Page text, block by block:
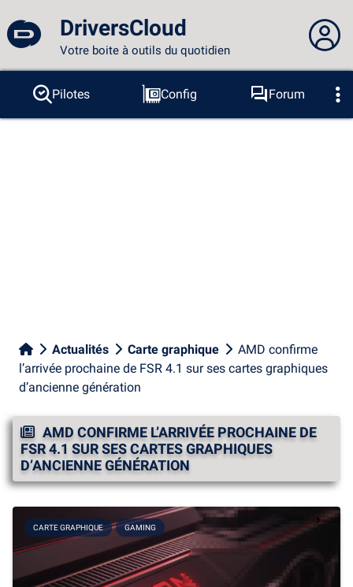
DriversCloud
Votre boite à outils du quotidien
Vous n'êtes pas connecté...
Connexion au site
Pilotes Config
Forum
Sondes
BSOD Outils
Actualités Carte graphique
AMD confirme
l’arrivée prochaine de FSR 4.1 sur ses cartes graphiques
d’ancienne génération
AMD CONFIRME L’ARRIVÉE PROCHAINE DE
FSR 4.1 SUR SES CARTES GRAPHIQUES
D’ANCIENNE GÉNÉRATION
CARTE GRAPHIQUE GAMING